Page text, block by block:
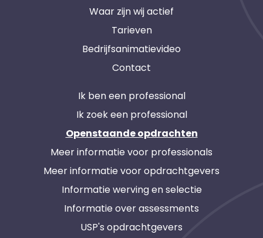
Waar zijn wij actief
Tarieven
Bedrijfsanimatievideo
Contact
Ik ben een professional
Ik zoek een professional
Openstaande opdrachten
Meer informatie voor professionals
Meer informatie voor opdrachtgevers
Informatie werving en selectie
Informatie over assessments
USP's opdrachtgevers